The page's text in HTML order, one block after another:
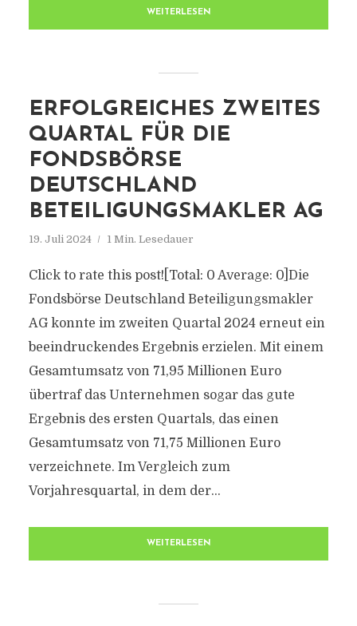
WEITERLESEN
ERFOLGREICHES ZWEITES
QUARTAL FÜR DIE
FONDSBÖRSE
DEUTSCHLAND
BETEILIGUNGSMAKLER AG
19. Juli 2024 1 Min. Lesedauer
Click to rate this post![Total: 0 Average: 0]Die
Fondsbörse Deutschland Beteiligungsmakler
AG konnte im zweiten Quartal 2024 erneut ein
beeindruckendes Ergebnis erzielen. Mit einem
Gesamtumsatz von 71,95 Millionen Euro
übertraf das Unternehmen sogar das gute
Ergebnis des ersten Quartals, das einen
Gesamtumsatz von 71,75 Millionen Euro
verzeichnete. Im Vergleich zum
Vorjahresquartal, in dem der...
WEITERLESEN